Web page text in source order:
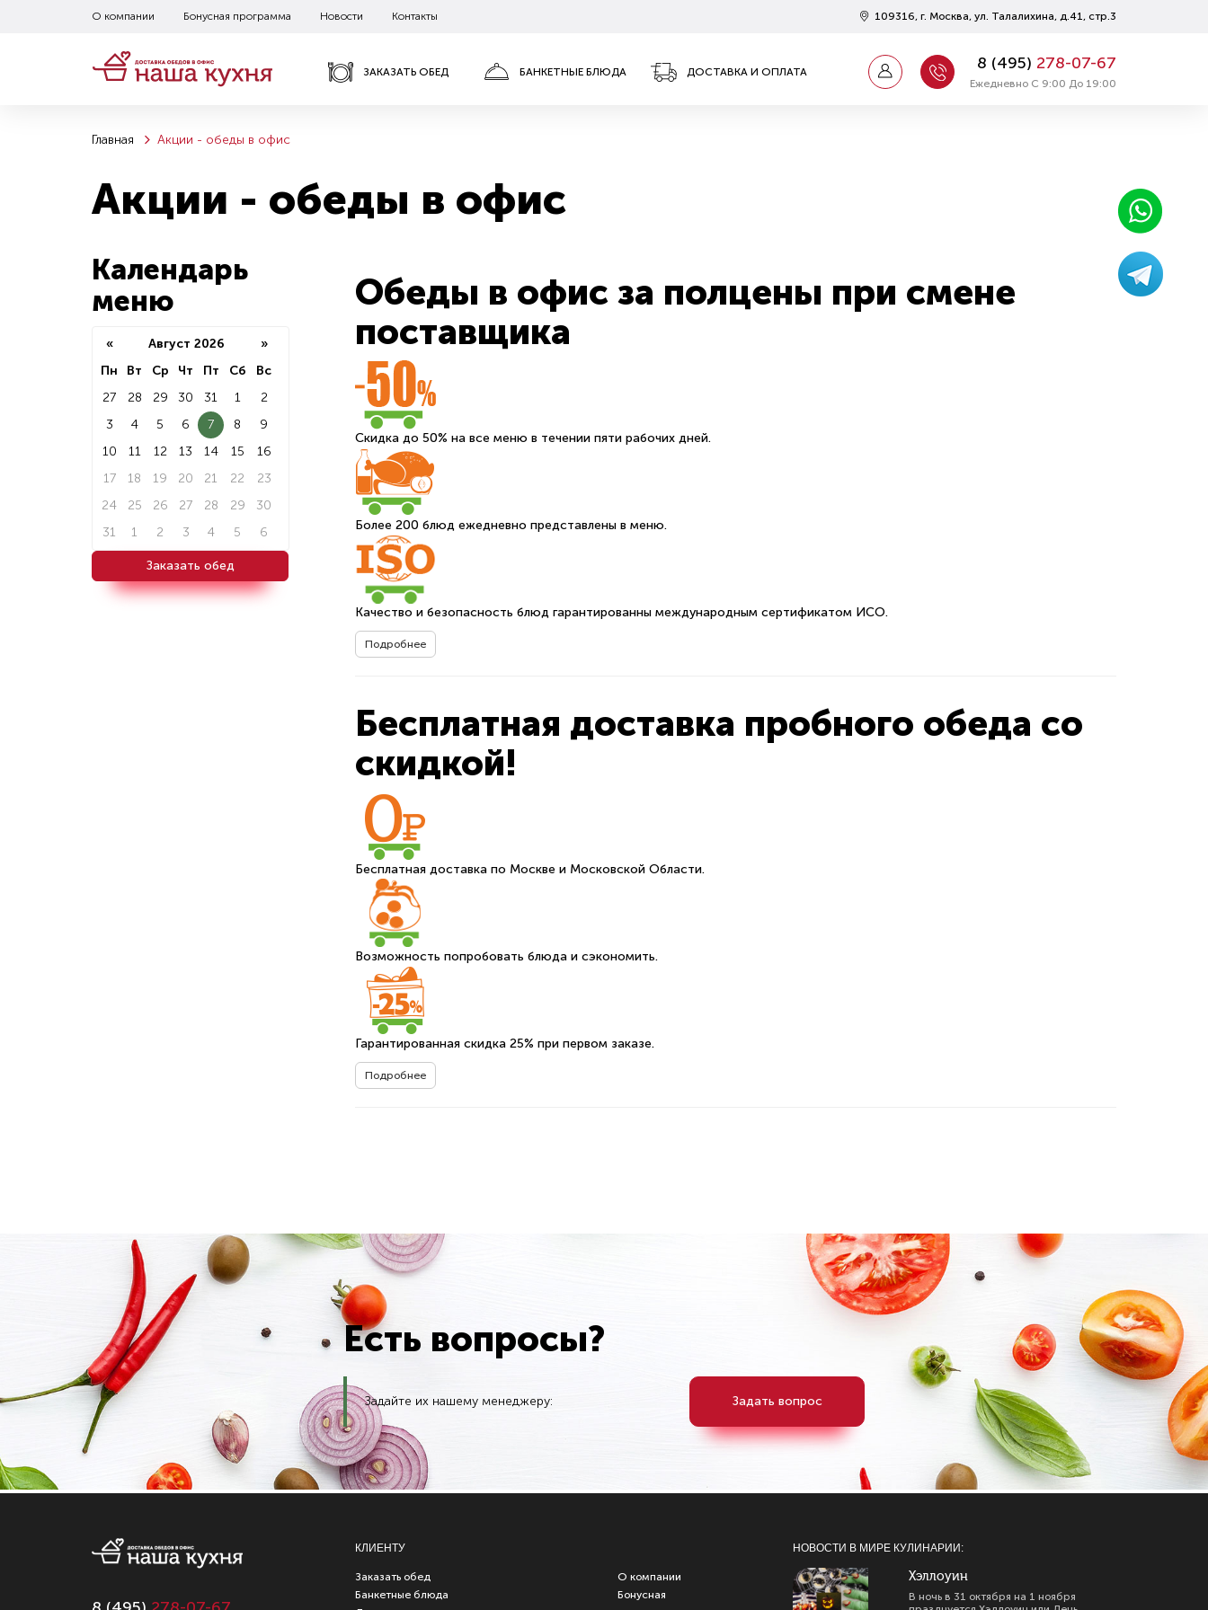
О компании Бонусная программа Новости Контакты 109316, г. Москва, ул. Талалихина, д.41, стр.3
ЗАКАЗАТЬ ОБЕД БАНКЕТНЫЕ БЛЮДА ДОСТАВКА И ОПЛАТА 8 (495) 278-07-67
Ежедневно С 9:00 До 19:00
Главная Акции - обеды в офис
Акции - обеды в офис
Календарь
меню
« Август 2026
»
Пн
Вт Ср Чт Пт Сб
Вс
27
28 29 30 31 1
2
3
4 5 6 7 8
9
10
11 12 13 14 15
16
17
18 19 20 21 22
23
24
25 26 27 28 29
30
31
1 2 3 4 5 6
Заказать обед
Обеды в офис за полцены при смене
поставщика
Скидка до 50% на все меню в течении пяти рабочих дней.
Более 200 блюд ежедневно представлены в меню.
Качество и безопасность блюд гарантированны международным сертификатом ИСО.
Подробнее
Бесплатная доставка пробного обеда со
скидкой!
Бесплатная доставка по Москве и Московской Области.
Возможность попробовать блюда и сэкономить.
Гарантированная скидка 25% при первом заказе.
Подробнее
Есть вопросы?
Задайте их нашему менеджеру: Задать вопрос
КЛИЕНТУ
Заказать обед
Банкетные блюда
О компании
Бонусная
НОВОСТИ В МИРЕ КУЛИНАРИИ:
Хэллоуин
В ночь в 31 октября на 1 ноября